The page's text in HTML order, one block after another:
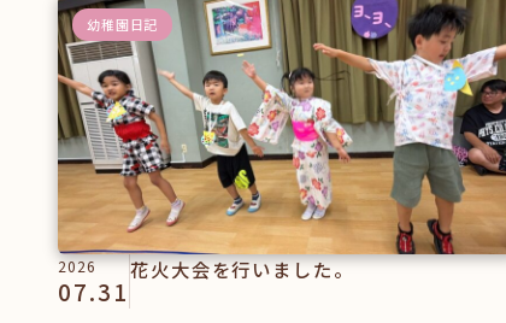
幼稚園日記
2026
07.31
花火大会を行いました。